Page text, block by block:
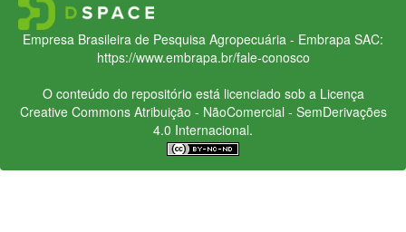
Empresa Brasileira de Pesquisa Agropecuária - Embrapa SAC:
https://www.embrapa.br/fale-conosco
O conteúdo do repositório está licenciado sob a Licença
Creative CommonsAtribuição - NãoComercial - SemDerivações
4.0 Internacional.